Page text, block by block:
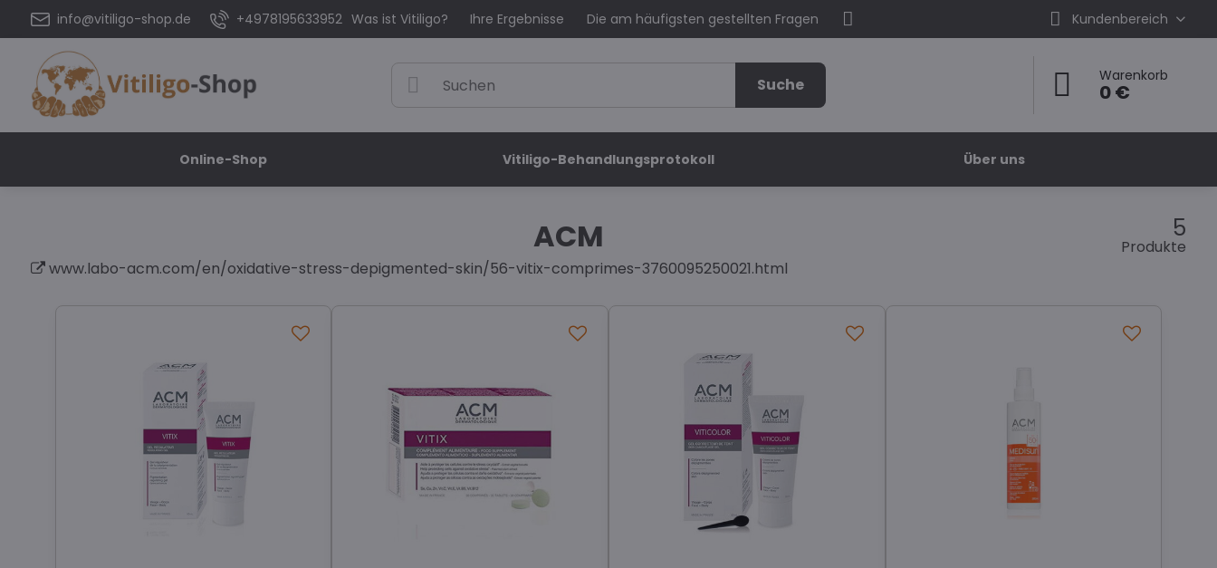
info@vitiligo-shop.de +4978195633952 Was ist Vitiligo? Ihre Ergebnisse Die am häufigsten gestellten Fragen Kundenbereich
Suche Warenkorb
0 €
Online-Shop Vitiligo-Behandlungsprotokoll Über uns
ACM
www.labo-acm.com/en/oxidative-stress-depigmented-skin/56-vitix-comprimes-3760095250021.html
5
Produkte